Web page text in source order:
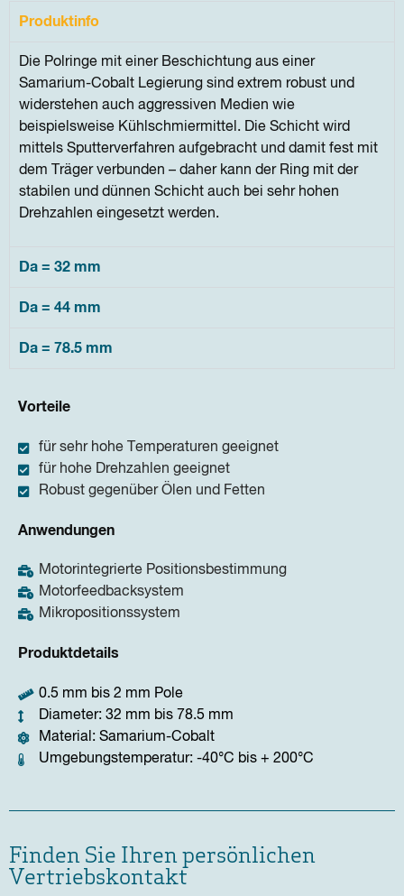
Produktinfo
Die Polringe mit einer Beschichtung aus einer
Samarium-Cobalt Legierung sind extrem robust und
widerstehen auch aggressiven Medien wie
beispielsweise Kühlschmiermittel. Die Schicht wird
mittels Sputterverfahren aufgebracht und damit fest mit
dem Träger verbunden – daher kann der Ring mit der
stabilen und dünnen Schicht auch bei sehr hohen
Drehzahlen eingesetzt werden.
Da = 32 mm
Da = 44 mm
Da = 78.5 mm
Vorteile
für sehr hohe Temperaturen geeignet
für hohe Drehzahlen geeignet
Robust gegenüber Ölen und Fetten
Anwendungen
Motorintegrierte Positionsbestimmung
Motorfeedbacksystem
Mikropositionssystem
Produktdetails
0.5 mm bis 2 mm Pole
Diameter: 32 mm bis 78.5 mm
Material: Samarium-Cobalt
Umgebungstemperatur: -40°C bis + 200°C
Finden Sie Ihren persönlichen
Vertriebskontakt